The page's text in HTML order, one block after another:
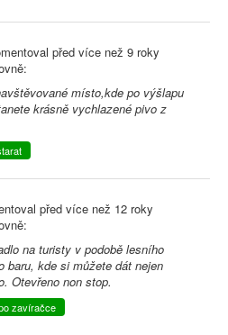
před více než 9 roky
místo,kde po výšlapu
krásně vychlazené pivo z
před více než 12 roky
na turisty v podobě lesního
baru, kde si můžete dát nejen
Otevřeno non stop.
zavíračce